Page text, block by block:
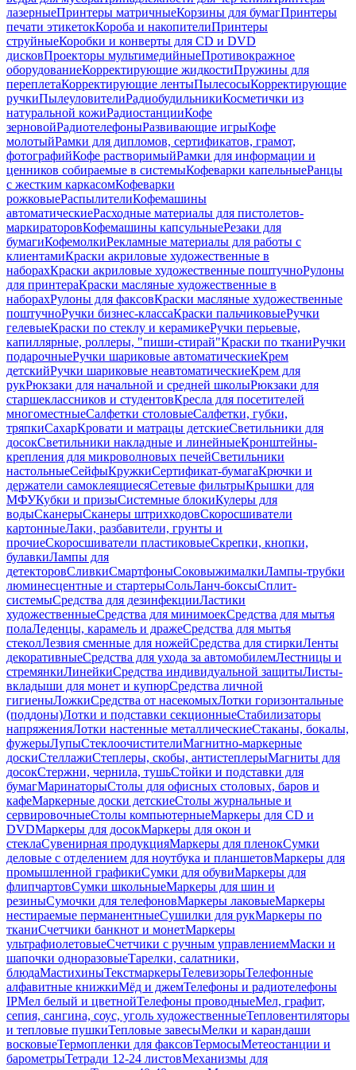
лазерныеПринтеры матричныеКорзины для бумагПринтеры
печати этикетокКороба и накопителиПринтеры
струйныеКоробки и конверты для CD и DVD
дисковПроекторы мультимедийныеПротивокражное
оборудованиеКорректирующие жидкостиПружины для
переплетаКорректирующие лентыПылесосыКорректирующие
ручкиПылеуловителиРадиобудильникиКосметички из
натуральной кожиРадиостанцииКофе
зерновойРадиотелефоныРазвивающие игрыКофе
молотыйРамки для дипломов, сертификатов, грамот,
фотографийКофе растворимыйРамки для информации и
ценников собираемые в системыКофеварки капельныеРанцы
с жестким каркасомКофеварки
рожковыеРаспылителиКофемашины
автоматическиеРасходные материалы для пистолетов-
маркираторовКофемашины капсульныеРезаки для
бумагиКофемолкиРекламные материалы для работы с
клиентамиКраски акриловые художественные в
наборахКраски акриловые художественные поштучноРулоны
для принтераКраски масляные художественные в
наборахРулоны для факсовКраски масляные художественные
поштучноРучки бизнес-классаКраски пальчиковыеРучки
гелевыеКраски по стеклу и керамикеРучки перьевые,
капиллярные, роллеры, "пиши-стирай"Краски по тканиРучки
подарочныеРучки шариковые автоматическиеКрем
детскийРучки шариковые неавтоматическиеКрем для
рукРюкзаки для начальной и средней школыРюкзаки для
старшеклассников и студентовКресла для посетителей
многоместныеСалфетки столовыеСалфетки, губки,
тряпкиСахарКровати и матрацы детскиеСветильники для
досокСветильники накладные и линейныеКронштейны-
крепления для микроволновых печейСветильники
настольныеСейфыКружкиСертификат-бумагаКрючки и
держатели самоклеящиесяСетевые фильтрыКрышки для
МФУКубки и призыСистемные блокиКулеры для
водыСканерыСканеры штрихкодовСкоросшиватели
картонныеЛаки, разбавители, грунты и
прочиеСкоросшиватели пластиковыеСкрепки, кнопки,
булавкиЛампы для
детекторовСливкиСмартфоныСоковыжималкиЛампы-трубки
люминесцентные и стартерыСольЛанч-боксыСплит-
системыСредства для дезинфекцииЛастики
художественныеСредства для минимоекСредства для мытья
полаЛеденцы, карамель и дражеСредства для мытья
стеколЛезвия сменные для ножейСредства для стиркиЛенты
декоративныеСредства для ухода за автомобилемЛестницы и
стремянкиЛинейкиСредства индивидуальной защитыЛисты-
вкладыши для монет и купюрСредства личной
гигиеныЛожкиСредства от насекомыхЛотки горизонтальные
(поддоны)Лотки и подставки секционныеСтабилизаторы
напряженияЛотки настенные металлическиеСтаканы, бокалы,
фужерыЛупыСтеклоочистителиМагнитно-маркерные
доскиСтеллажиСтеплеры, скобы, антистеплерыМагниты для
досокСтержни, чернила, тушьСтойки и подставки для
бумагМаринаторыСтолы для офисных столовых, баров и
кафеМаркерные доски детскиеСтолы журнальные и
сервировочныеСтолы компьютерныеМаркеры для CD и
DVDМаркеры для досокМаркеры для окон и
стеклаСувенирная продукцияМаркеры для пленокСумки
деловые с отделением для ноутбука и планшетовМаркеры для
промышленной графикиСумки для обувиМаркеры для
флипчартовСумки школьныеМаркеры для шин и
резиныСумочки для телефоновМаркеры лаковыеМаркеры
нестираемые перманентныеСушилки для рукМаркеры по
тканиСчетчики банкнот и монетМаркеры
ультрафиолетовыеСчетчики с ручным управлениемМаски и
шапочки одноразовыеТарелки, салатники,
блюдаМастихиныТекстмаркерыТелевизорыТелефонные
алфавитные книжкиМёд и джемТелефоны и радиотелефоны
IPМел белый и цветнойТелефоны проводныеМел, графит,
сепия, сангина, соус, уголь художественныеТепловентиляторы
и тепловые пушкиТепловые завесыМелки и карандаши
восковыеТермопленки для факсовТермосыМетеостанции и
барометрыТетради 12-24 листовМеханизмы для